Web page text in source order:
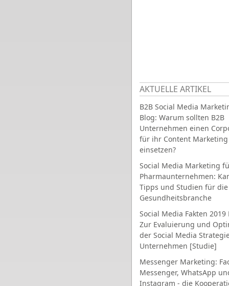
AKTUELLE ARTIKEL
B2B Social Media
Blog: Warum sollten B2B
Unternehmen einen
für ihr Content Marketing
einsetzen?
Social Media Marketing
Pharmaunternehmen:
Tipps und Studien für die
Gesundheitsbranche
Social Media Fakten 2019
Zur Evaluierung und
der Social Media
Unternehmen [Studie]
Messenger Marketing:
Messenger, WhatsApp
Instagram - die